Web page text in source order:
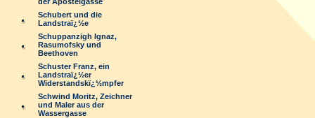
Schubert und die
Landstraï¿½e
Schuppanzigh Ignaz,
Rasumofsky und
Beethoven
Schuster Franz, ein
Landstraï¿½er
Widerstandskï¿½mpfer
Schwind Moritz, Zeichner
und Maler aus der
Wassergasse